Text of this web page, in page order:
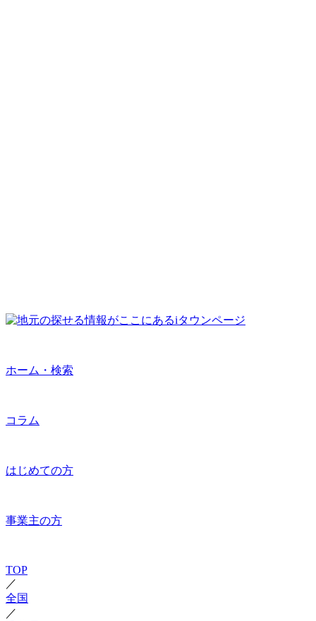
ホーム・検索
コラム
はじめての方
事業主の方
TOP
／
全国
／